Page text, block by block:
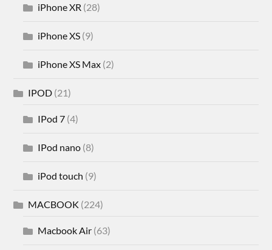
iPhone XR (28)
iPhone XS (9)
iPhone XS Max (2)
IPOD (21)
IPod 7 (4)
IPod nano (8)
iPod touch (9)
MACBOOK (224)
Macbook Air (63)